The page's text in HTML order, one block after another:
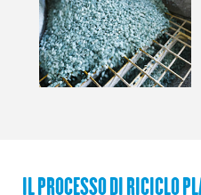
IL PROCESSO DI RICICLO